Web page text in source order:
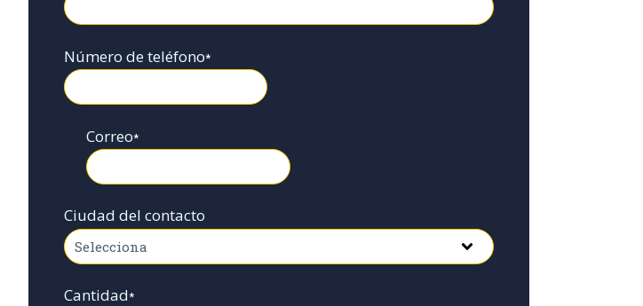
Número de teléfono*
Correo*
Ciudad del contacto
Cantidad*